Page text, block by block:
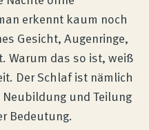
erkennt kaum noch
Gesicht, Augenringe,
Warum das so ist, weiß
Der Schlaf ist nämlich
und Teilung
Bedeutung.